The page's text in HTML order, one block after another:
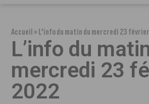
Accueil»L’info du matin du mercredi 23
L’info du
mercredi 23
2022